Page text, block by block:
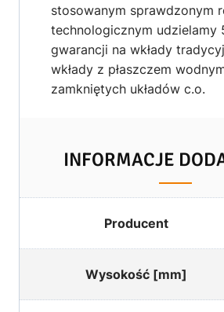
stosowanym sprawdzonym
technologicznym udzielamy
gwarancji na wkłady
wkłady z płaszczem
zamkniętych układów c.o.
INFORMACJE
Producent
Wysokość [mm]